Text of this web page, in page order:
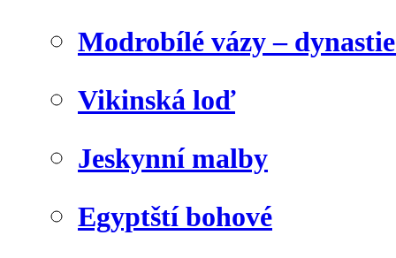
Modrobílé vázy –
Vikinská loď
Jeskynní malby
Egyptští bohové